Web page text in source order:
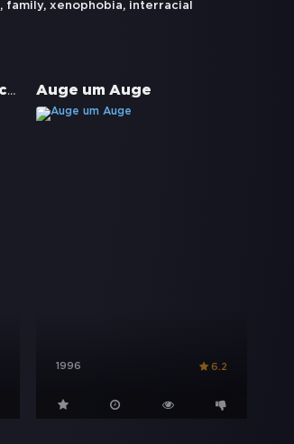
, family, xenophobia, interracial
True Story - Spiel um Macht Auge um Auge
1996 6.2